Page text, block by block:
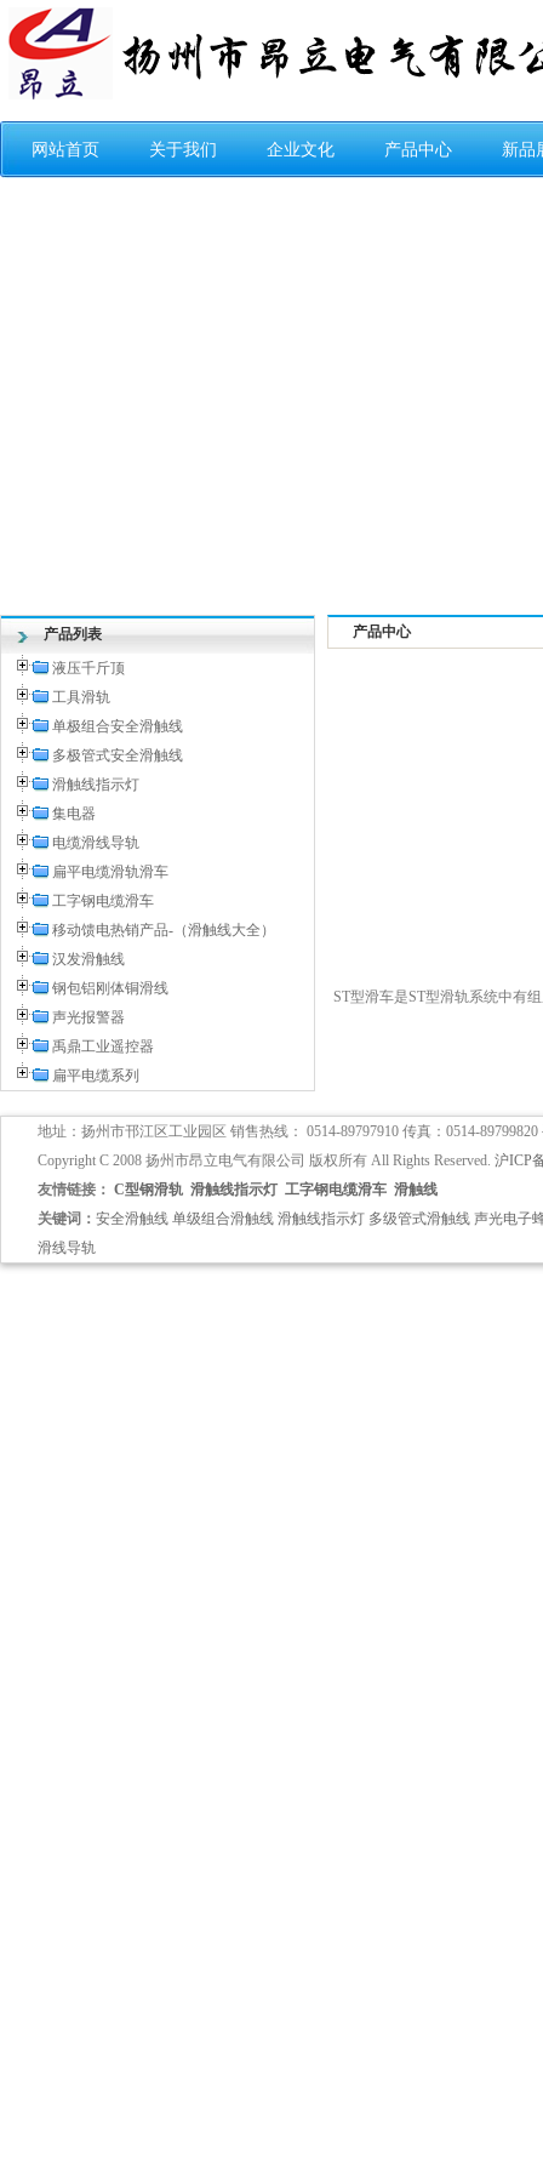
网站首页 关于我们 企业文化 产品中心 新品
产品列表
液压千斤顶
工具滑轨
单极组合安全滑触线
多极管式安全滑触线
滑触线指示灯
集电器
电缆滑线导轨
扁平电缆滑轨滑车
工字钢电缆滑车
移动馈电热销产品-（滑触线大全）
汉发滑触线
钢包铝刚体铜滑线
声光报警器
禹鼎工业遥控器
扁平电缆系列
产品中心
ST型滑车是ST型滑轨系统中有
地址：扬州市邗江区工业园区 销售热线： 0514-89797910 传真：0514-
Copyright C 2008 扬州市昂立电气有限公司 版权所有 All Rights Reserved. 沪ICP
友情链接： C型钢滑轨 滑触线指示灯 工字钢电缆滑车 滑触线
关键词： 安全滑触线 单级组合滑触线 滑触线指示灯 多级管式滑触线 声光电子
滑线导轨